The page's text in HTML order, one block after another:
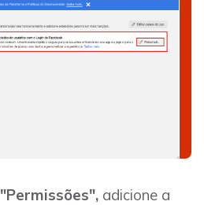
"Permissões", adicione a